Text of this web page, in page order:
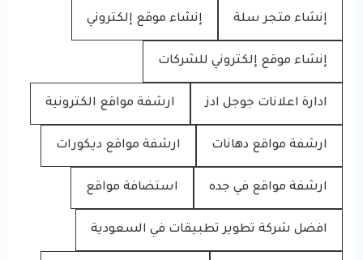
إنشاء متجر سلة إنشاء موقع إلكتروني
إنشاء موقع إلكتروني للشركات
ادارة اعلانات جوجل ادز ارشفة مواقع الكترونية
ارشفة مواقع دهانات ارشفة مواقع ديكورات
ارشفة مواقع في جده استضافة مواقع
افضل شركة تطوير تطبيقات في السعودية